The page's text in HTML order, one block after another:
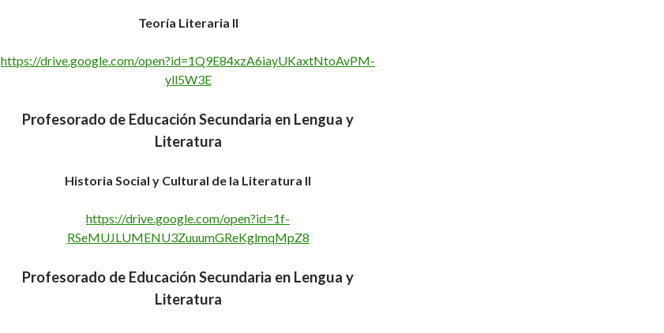
Teoría Literaria II
https://drive.google.com/open?id=1Q9E84xzA6iayUKaxtNtoAvPM-
yll5W3E
Profesorado de Educación Secundaria en Lengua y
Literatura
Historia Social y Cultural de la Literatura II
https://drive.google.com/open?id=1f-
RSeMUJLUMENU3ZuuumGReKglmqMpZ8
Profesorado de Educación Secundaria en Lengua y
Literatura